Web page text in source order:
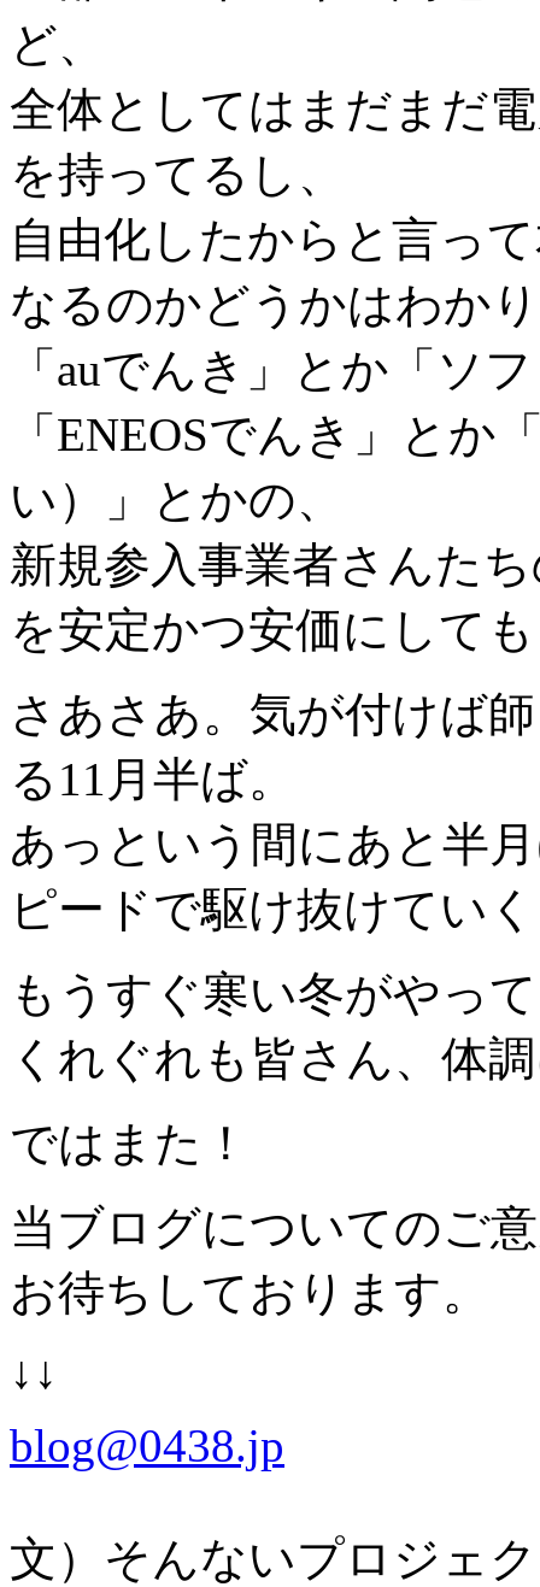
ど、
全体としてはまだまだ
を持ってるし、
自由化したからと言っ
なるのかどうかはわか
「auでんき」とか「ソ
「ENEOSでんき」と
い）」とかの、
新規参入事業者さんた
を安定かつ安価にして
さあさあ。気が付けば
る11月半ば。
あっという間にあと半
ピードで駆け抜けてい
もうすぐ寒い冬がやっ
くれぐれも皆さん、体
ではまた！
当ブログについてのご
お待ちしております。
↓↓
blog@0438.jp
文）そんないプロジェ